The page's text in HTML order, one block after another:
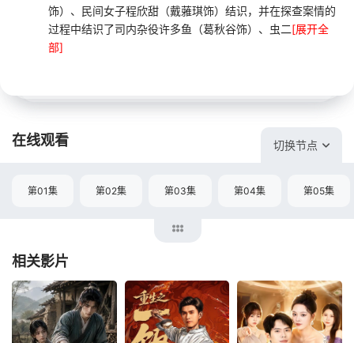
饰）、民间女子程欣甜（戴蕥琪饰）结识，并在探查案情的
过程中结识了司内杂役许多鱼（葛秋谷饰）、虫二[展开全
部]
在线观看 切换节点
第01集 第02集 第03集 第04集 第05集
相关影片